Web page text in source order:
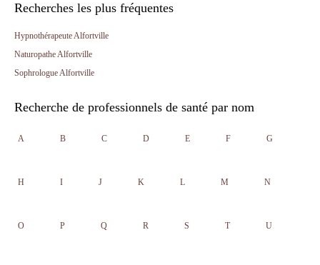
Recherches les plus fréquentes
Hypnothérapeute Alfortville
Naturopathe Alfortville
Sophrologue Alfortville
Recherche de professionnels de santé par nom
A B C D E F G
H I J K L M N
O P Q R S T U